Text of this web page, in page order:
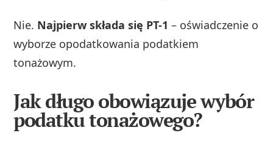
Nie. Najpierw składa się PT-1 – oświadczenie o
wyborze opodatkowania podatkiem
tonażowym.
Jak długo obowiązuje wybór
podatku tonażowego?